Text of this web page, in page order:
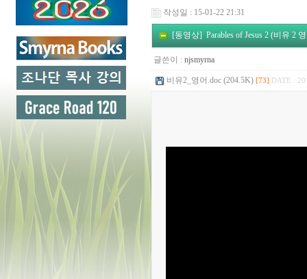
작성일 : 15-01-22 21:31
[동영상] Parables of Jesus 2 (비유 2
글쓴이 : njsmyrna
비유2_영어.doc (204.5K) [73] DATE :